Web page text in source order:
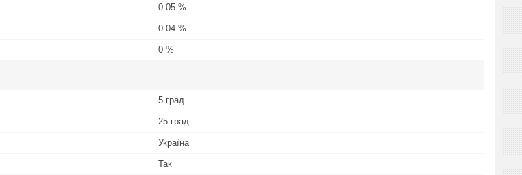
0.05 %
0.04 %
0 %
5 град.
25 град.
Україна
Так